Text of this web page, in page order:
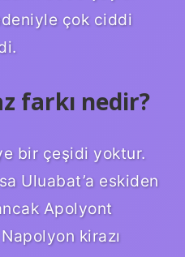
çok ciddi
farkı nedir?
bir çeşidi yoktur.
Uluabat’a eskiden
Apolyont
kirazı